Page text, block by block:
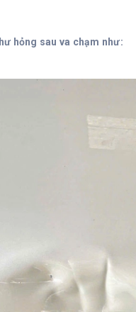
hỏng sau va chạm như: